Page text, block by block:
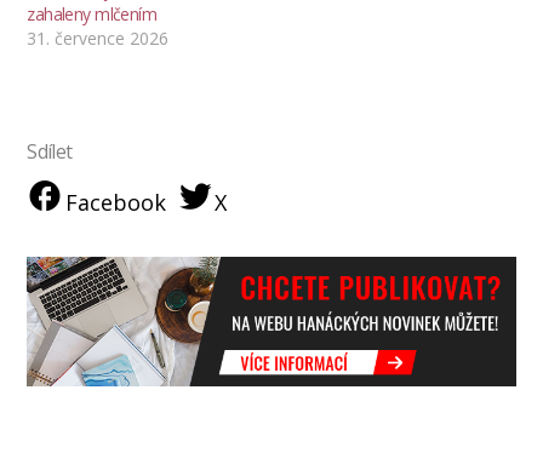
zahaleny mlčením
31. července 2026
Sdílet
Facebook X